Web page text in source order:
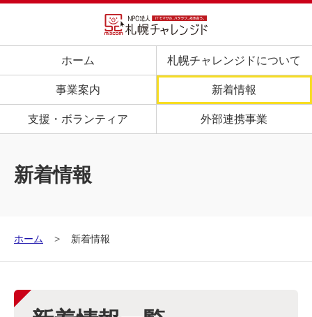
ホーム 札幌チャレンジドについて
事業案内 新着情報
支援・ボランティア 外部連携事業
新着情報
ホーム 新着情報